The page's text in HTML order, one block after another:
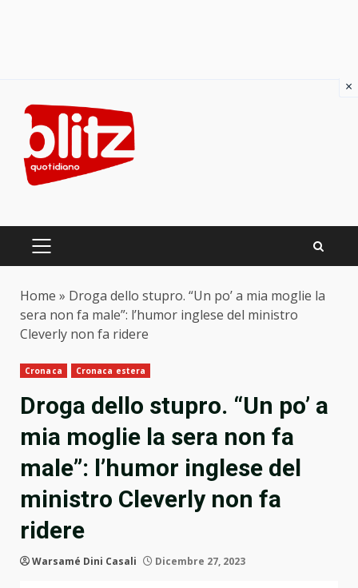
content
PRIMARY
Home » Droga dello stupro. “Un po’ a mia moglie la
sera non fa male”: l’humor inglese del ministro
Cleverly non fa ridere
Cronaca Cronaca estera
Droga dello stupro. “Un po’ a
mia moglie la sera non fa
male”: l’humor inglese del
ministro Cleverly non fa
ridere
Warsamé Dini Casali Dicembre 27, 2023
×